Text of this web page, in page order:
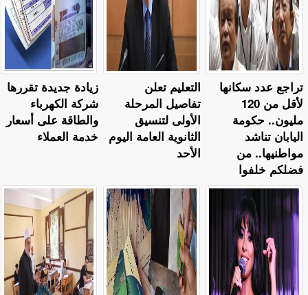
زيادة جديدة تقررها
شركة الكهرباء
والطاقة على أسعار
خدمة العملاء
التعليم تعلن
تفاصيل المرحلة
الأولى لتنسيق
الثانوية العامة اليوم
الأحد
تراجع عدد سكانها
لأقل من 120
مليون.. حكومة
اليابان تناشد
مواطنيها.. من
فضلكم خلفوا